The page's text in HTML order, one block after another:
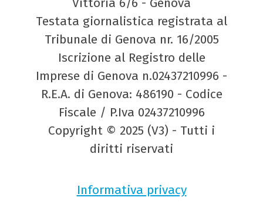
Vittoria 6/6 - Genova
Testata giornalistica registrata al
Tribunale di Genova nr. 16/2005
Iscrizione al Registro delle
Imprese di Genova n.02437210996 -
R.E.A. di Genova: 486190 - Codice
Fiscale / P.Iva 02437210996
Copyright © 2025 (V3) - Tutti i
diritti riservati
Informativa privacy